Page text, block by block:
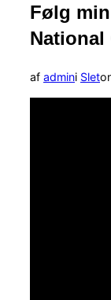
Følg
National
af admini Slet